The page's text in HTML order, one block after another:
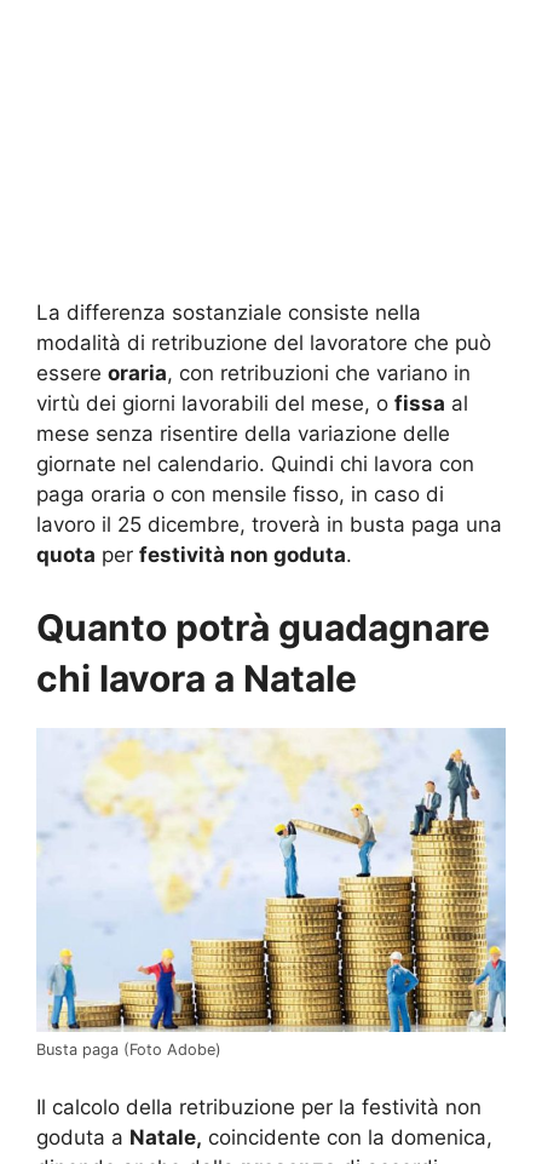
La differenza sostanziale consiste nella
modalità di retribuzione del lavoratore che può
essere oraria, con retribuzioni che variano in
virtù dei giorni lavorabili del mese, o fissa al
mese senza risentire della variazione delle
giornate nel calendario. Quindi chi lavora con
paga oraria o con mensile fisso, in caso di
lavoro il 25 dicembre, troverà in busta paga una
quota per festività non goduta.
Quanto potrà guadagnare
chi lavora a Natale
Busta paga (Foto Adobe)
Il calcolo della retribuzione per la festività non
goduta a Natale, coincidente con la domenica,